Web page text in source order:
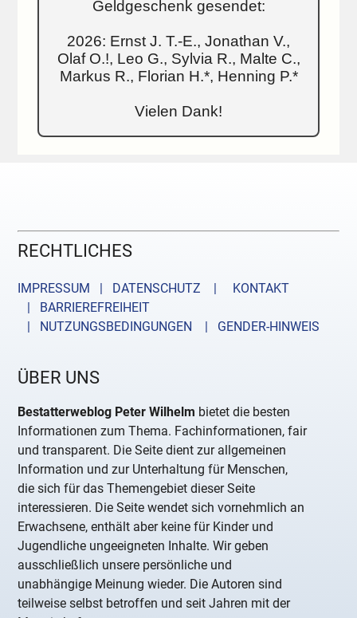
Geldgeschenk gesendet:
2026: Ernst J. T.-E., Jonathan V.,
Olaf O.!, Leo G., Sylvia R., Malte C.,
Markus R., Florian H.*, Henning P.*
Vielen Dank!
RECHTLICHES
IMPRESSUM | DATENSCHUTZ |
KONTAKT
| BARRIEREFREIHEIT
| NUTZUNGSBEDINGUNGEN
| GENDER-HINWEIS
ÜBER UNS
Bestatterweblog Peter Wilhelm bietet die besten
Informationen zum Thema. Fachinformationen, fair
und transparent. Die Seite dient zur allgemeinen
Information und zur Unterhaltung für Menschen,
die sich für das Themengebiet dieser Seite
interessieren. Die Seite wendet sich vornehmlich an
Erwachsene, enthält aber keine für Kinder und
Jugendliche ungeeigneten Inhalte. Wir geben
ausschließlich unsere persönliche und
unabhängige Meinung wieder. Die Autoren sind
teilweise selbst betroffen und seit Jahren mit der